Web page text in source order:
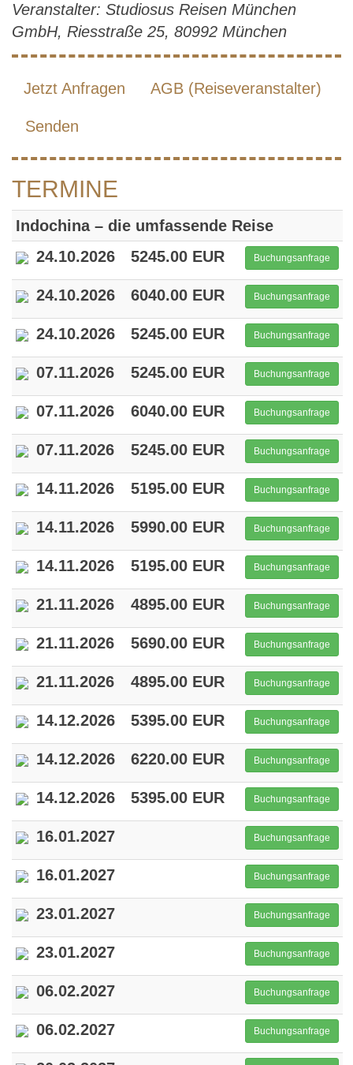
Veranstalter: Studiosus Reisen München
GmbH, Riesstraße 25, 80992 München
Jetzt Anfragen AGB (Reiseveranstalter)
Senden
TERMINE
Indochina – die umfassende Reise
24.10.2026
5245.00 EUR Buchungsanfrage
24.10.2026 6040.00 EUR Buchungsanfrage
24.10.2026 5245.00 EUR Buchungsanfrage
07.11.2026 5245.00 EUR Buchungsanfrage
07.11.2026 6040.00 EUR Buchungsanfrage
07.11.2026 5245.00 EUR Buchungsanfrage
14.11.2026 5195.00 EUR Buchungsanfrage
14.11.2026 5990.00 EUR Buchungsanfrage
14.11.2026 5195.00 EUR Buchungsanfrage
21.11.2026 4895.00 EUR Buchungsanfrage
21.11.2026 5690.00 EUR Buchungsanfrage
21.11.2026 4895.00 EUR Buchungsanfrage
14.12.2026 5395.00 EUR Buchungsanfrage
14.12.2026 6220.00 EUR Buchungsanfrage
14.12.2026 5395.00 EUR Buchungsanfrage
16.01.2027 Buchungsanfrage
16.01.2027 Buchungsanfrage
23.01.2027 Buchungsanfrage
23.01.2027 Buchungsanfrage
06.02.2027 Buchungsanfrage
06.02.2027 Buchungsanfrage